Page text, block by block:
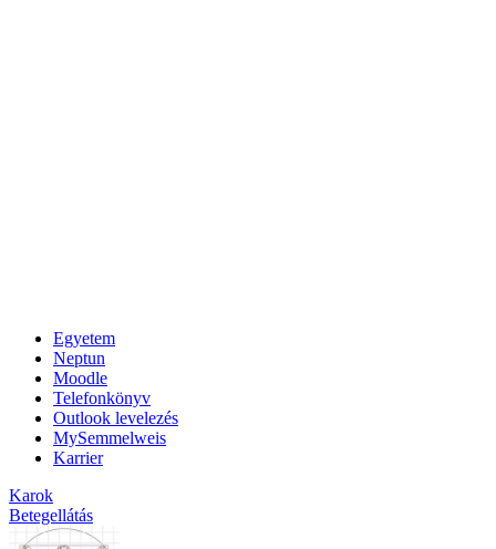
Egyetem
Neptun
Moodle
Telefonkönyv
Outlook levelezés
MySemmelweis
Karrier
Karok
Betegellátás